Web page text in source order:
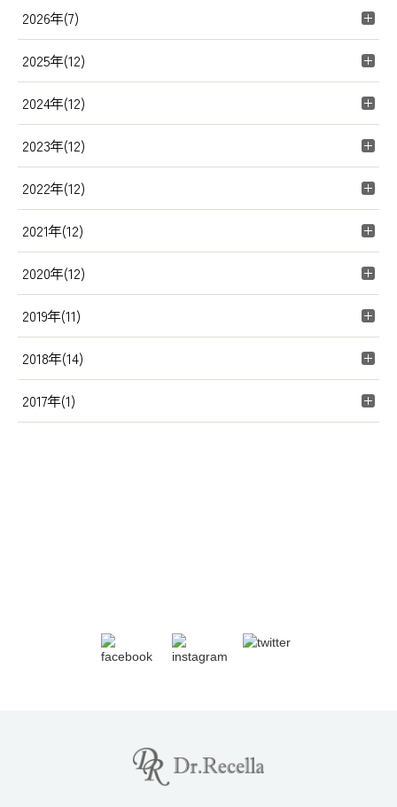
2026年(7)
2025年(12)
2024年(12)
2023年(12)
2022年(12)
2021年(12)
2020年(12)
2019年(11)
2018年(14)
2017年(1)